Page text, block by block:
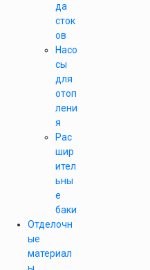
да
сток
ов
Насо
сы
для
отоп
лени
я
Рас
шир
ител
ьны
е
баки
Отделочн
ые
материал